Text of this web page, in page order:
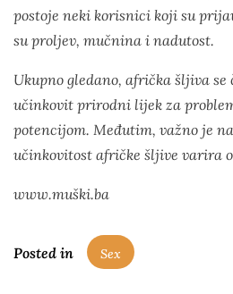
postoje neki korisnici koji su
su proljev, mučnina i nadutost.
Ukupno gledano, afrička šljiva
učinkovit prirodni lijek za
potencijom. Međutim, važno je
učinkovitost afričke šljive varira
www.muški.ba
Posted in Sex